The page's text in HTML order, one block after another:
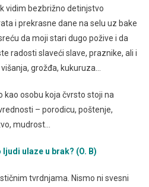
vidim bezbrižno detinjstvo
i prekrasne dane na selu uz bake
da moji stari dugo požive i da
radosti slaveći slave, praznike, ali i
grožđa, kukuruza…
kao osobu koja čvrsto stoji na
– porodicu, poštenje,
mudrost…
ulaze u brak? (O. B)
tvrdnjama. Nismo ni svesni